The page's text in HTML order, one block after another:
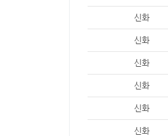
신화
신화
신화
신화
신화
신화